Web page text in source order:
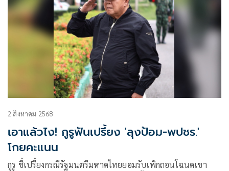
2 สิงหาคม 2568
เอาแล้วไง! กูรูฟันเปรี้ยง 'ลุงป้อม-พปชร.'
โกยคะแนน
กูรู ชี้เปรี้ยงกรณีรัฐมนตรีมหาดไทยยอมรับเพิกถอนโฉนดเขา